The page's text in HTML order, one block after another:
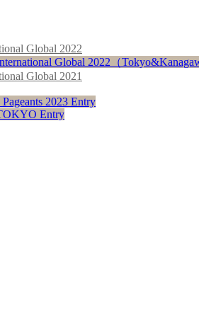
Global 2022
Global 2022（
Global 2021
2023 Entry
Entry